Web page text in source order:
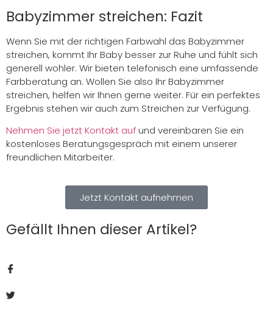
Babyzimmer streichen: Fazit
Wenn Sie mit der richtigen Farbwahl das Babyzimmer
streichen, kommt Ihr Baby besser zur Ruhe und fühlt sich
generell wohler. Wir bieten telefonisch eine umfassende
Farbberatung an. Wollen Sie also Ihr Babyzimmer
streichen, helfen wir Ihnen gerne weiter. Für ein perfektes
Ergebnis stehen wir auch zum Streichen zur Verfügung.
Nehmen Sie jetzt Kontakt aufund vereinbaren Sie ein
kostenloses Beratungsgespräch mit einem unserer
freundlichen Mitarbeiter.
Jetzt Kontakt aufnehmen
Gefällt Ihnen dieser Artikel?